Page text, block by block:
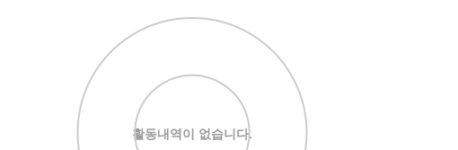
활동내역이 없습니다.